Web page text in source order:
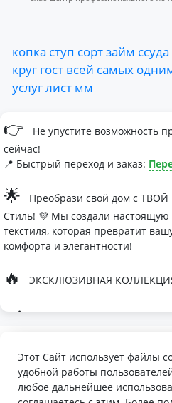
копка ступ сортзайм ссуда
круг гост всей самых
услуглист мм
👉
Не упустите возможность
сейчас!
📍 Быстрый переход и заказ:
🌟
Преобрази свой дом с
Стиль! 💜 Мы создали
текстиля, которая превратит
комфорта и элегантности!
🔥 ЭКСКЛЮЗИВНАЯ
🛏
Палитра изысканных оттенков:
- Темно-серый для
- Сиреневый для
Этот Сайт использует файлы
удобной работы
любое дальнейшее